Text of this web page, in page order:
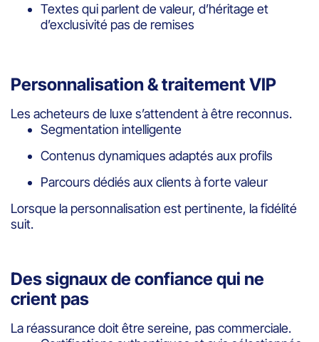
Textes qui parlent de valeur, d’héritage et
d’exclusivité pas de remises
Personnalisation & traitement VIP
Les acheteurs de luxe s’attendent à être reconnus.
Segmentation intelligente
Contenus dynamiques adaptés aux profils
Parcours dédiés aux clients à forte valeur
Lorsque la personnalisation est pertinente, la fidélité
suit.
Des signaux de confiance qui ne
crient pas
La réassurance doit être sereine, pas commerciale.